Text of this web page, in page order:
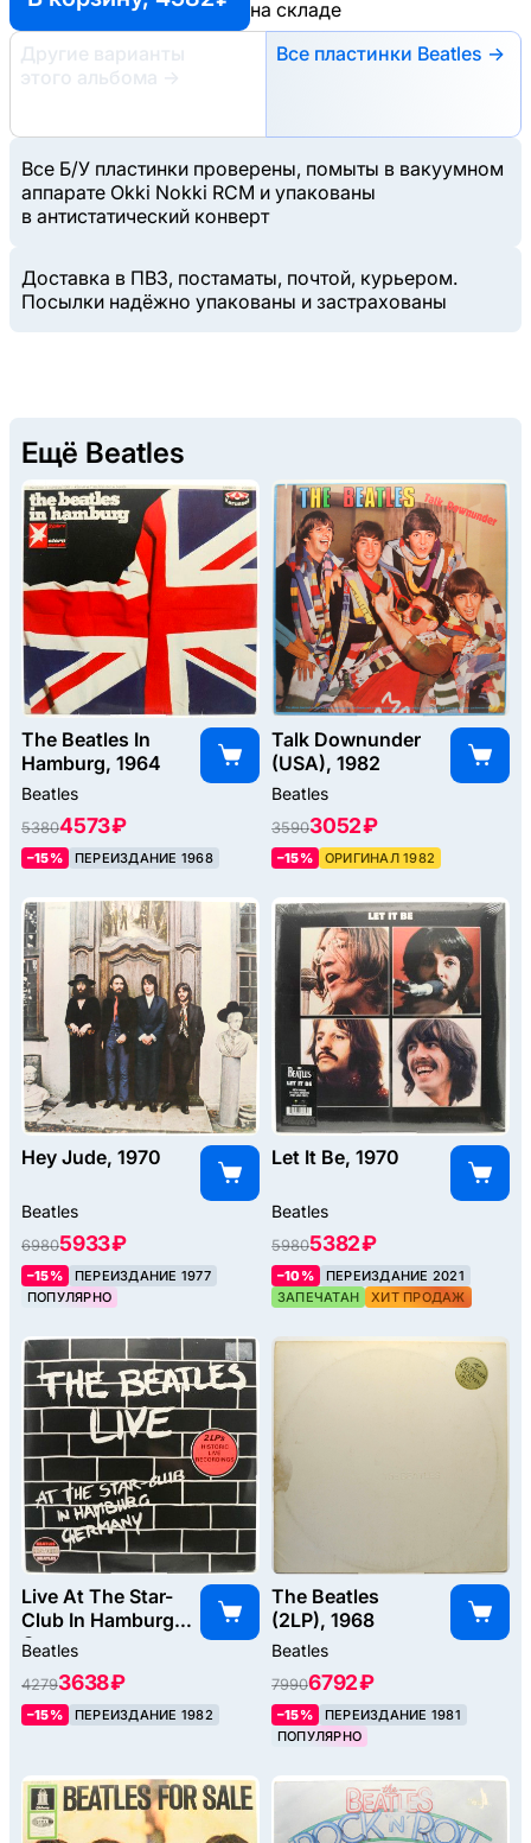
на складе
Другие варианты
этого альбома
→
Все пластинки Beatles →
Все Б/У пластинки проверены, помыты в вакуумном
аппарате Okki Nokki RCM и упакованы
в антистатический конверт
Доставка в ПВЗ, постаматы, почтой, курьером.
Посылки надёжно упакованы и застрахованы
Ещё Beatles
The Beatles In
Hamburg, 1964
Beatles
53804573 ₽
–15% ПЕРЕИЗДАНИЕ 1968
Talk Downunder
(USA), 1982
Beatles
35903052 ₽
–15% ОРИГИНАЛ 1982
Hey Jude, 1970
Beatles
69805933 ₽
–15%
ПЕРЕИЗДАНИЕ 1977
ПОПУЛЯРНО
Let It Be, 1970
Beatles
59805382 ₽
–10%
ПЕРЕИЗДАНИЕ 2021
ЗАПЕЧАТАН
ХИТ ПРОДАЖ
Live At The Star-
Club In Hamburg
Germany
Beatles
42793638 ₽
–15% ПЕРЕИЗДАНИЕ 1982
The Beatles
(2LP), 1968
Beatles
79906792 ₽
–15%
ПЕРЕИЗДАНИЕ 1981
ПОПУЛЯРНО